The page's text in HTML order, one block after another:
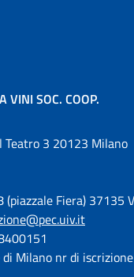
VINI SOC. COOP.
Teatro 3 20123 Milano
(piazzale Fiera) 37135
Milano nr di